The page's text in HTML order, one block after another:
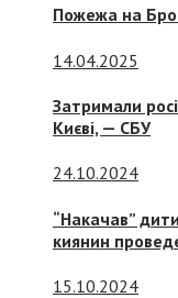
Пожежа на
14.04.2025
Затримали
Києві, — СБУ
24.10.2024
“Накачав”
киянин
15.10.2024